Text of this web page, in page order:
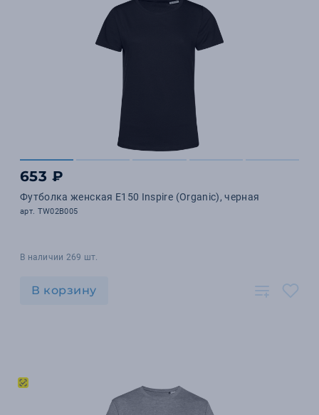
653 ₽
Футболка женская E150 Inspire (Organic), черная
арт. TW02B005
В наличии 269 шт.
В корзину